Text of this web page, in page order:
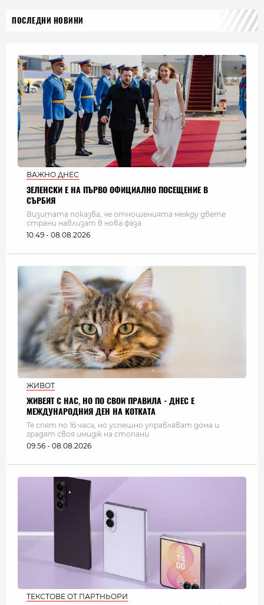
ПОСЛЕДНИ НОВИНИ
ВАЖНО ДНЕС
ЗЕЛЕНСКИ Е НА ПЪРВО ОФИЦИАЛНО ПОСЕЩЕНИЕ В
СЪРБИЯ
Визитата показва, че отношенията между двете
страни навлизат в нова фаза
10:49 - 08.08.2026
ЖИВОТ
ЖИВЕЯТ С НАС, НО ПО СВОИ ПРАВИЛА - ДНЕС Е
МЕЖДУНАРОДНИЯ ДЕН НА КОТКАТА
Те спят по 16 часа, но успешно управляват дома и
градят своя имидж на стопани
09:56 - 08.08.2026
ТЕКСТОВЕ ОТ ПАРТНЬОРИ